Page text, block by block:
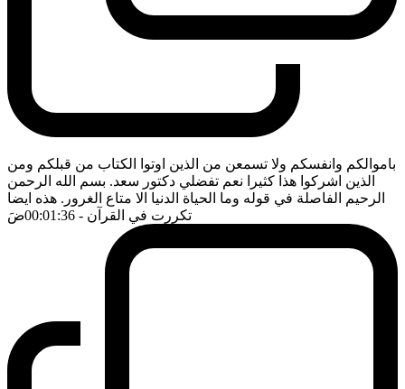
باموالكم وانفسكم ولا تسمعن من الذين اوتوا الكتاب من قبلكم ومن
الذين اشركوا هذا كثيرا نعم تفضلي دكتور سعد. بسم الله الرحمن
الرحيم الفاصلة في قوله وما الحياة الدنيا الا متاع الغرور. هذه ايضا
تكررت في القرآن - 00:01:36 ضَ